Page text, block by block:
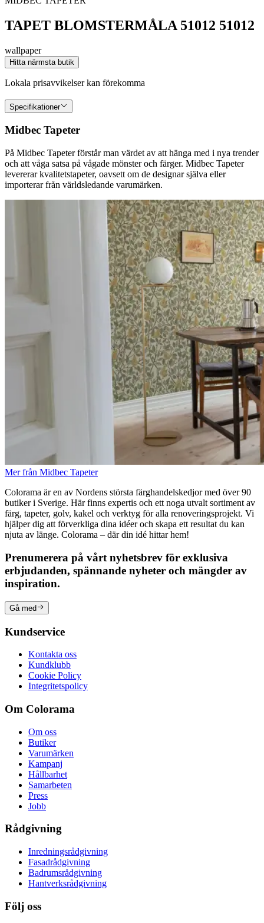
TAPET BLOMSTERMÅLA 51012 51012
wallpaper
Hitta närmsta butik
Lokala prisavvikelser kan förekomma
Specifikationer
Midbec Tapeter
På Midbec Tapeter förstår man värdet av att hänga med i nya trender
och att våga satsa på vågade mönster och färger. Midbec Tapeter
levererar kvalitetstapeter, oavsett om de designar själva eller
importerar från världsledande varumärken.
Mer från Midbec Tapeter
Colorama är en av Nordens största färghandelskedjor med över 90
butiker i Sverige. Här finns expertis och ett noga utvalt sortiment av
färg, tapeter, golv, kakel och verktyg för alla renoveringsprojekt. Vi
hjälper dig att förverkliga dina idéer och skapa ett resultat du kan
njuta av länge. Colorama – där din idé hittar hem!
Prenumerera på vårt nyhetsbrev för exklusiva
erbjudanden, spännande nyheter och mängder av
inspiration.
Gå med
Kundservice
Kontakta oss
Kundklubb
Cookie Policy
Integritetspolicy
Om Colorama
Om oss
Butiker
Varumärken
Kampanj
Hållbarhet
Samarbeten
Press
Jobb
Rådgivning
Inredningsrådgivning
Fasadrådgivning
Badrumsrådgivning
Hantverksrådgivning
Följ oss